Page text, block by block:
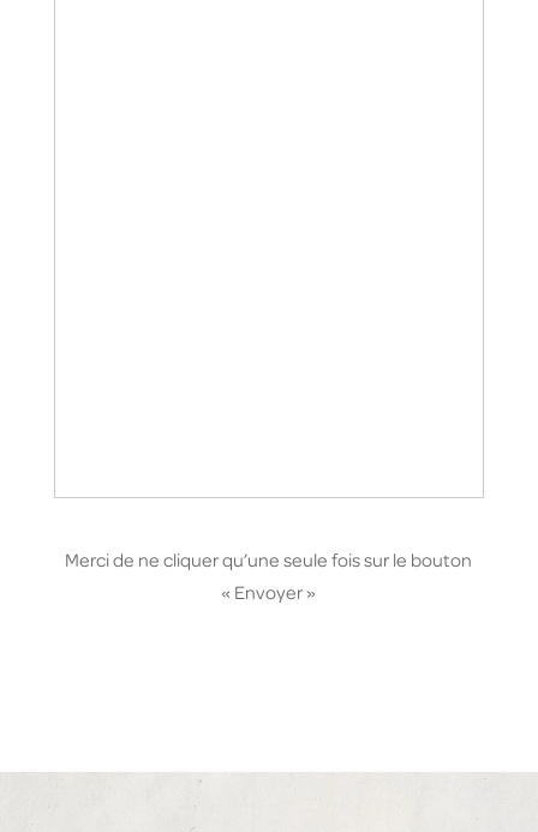
Merci de ne cliquer qu’une seule fois sur le bouton
« Envoyer »